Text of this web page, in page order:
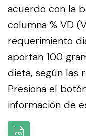
acuerdo con la
columna % VD
requerimiento
aportan 100
dieta, según las
Presiona el
información de